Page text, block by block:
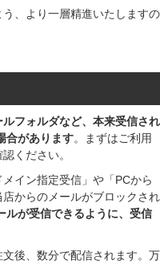
、より一層精進いたしますの
ルフォルダなど、本来受信され
合があります。まずはご利用
ください。
メイン指定受信」や「PCから
からのメールがブロックされ
ルが受信できるように、受信
後、数分で配信されます。万